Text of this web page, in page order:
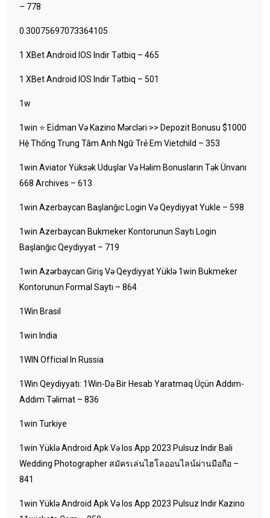
– 778
0.30075697073364105
1 XBet Android IOS Indir Tətbiq – 465
1 XBet Android IOS Indir Tətbiq – 501
1w
1win ⭐ Ei̇dman Və Kazino Mərcləri >> Depozit Bonusu $1000
Hệ Thống Trung Tâm Anh Ngữ Trẻ Em Vietchild – 353
1win Aviator Yüksək Uduşlar Və Həlim Bonusların Tək Ünvanı
668 Archives – 613
1win Azerbaycan Başlanğıc Login Və Qeydiyyat Yukle – 598
1win Azerbaycan Bukmeker Kontorunun Saytı Login
Başlanğıc Qeydiyyat – 719
1win Azərbaycan Giriş Və Qeydiyyat Yüklə 1win Bukmeker
Kontorunun Formal Saytı – 864
1Win Brasil
1win India
1WIN Official In Russia
1Win Qeydiyyatı: 1Win-Də Bir Hesab Yaratmaq Üçün Addım-
Addım Təlimat – 836
1win Turkiye
1win Yüklə Android Apk Və Ios App 2023 Pulsuz Indir Bali
Wedding Photographer สมัครเล่นไฮโลออนไลน์ผ่านมือถือ –
841
1win Yüklə Android Apk Və Ios App 2023 Pulsuz Indir Kazino